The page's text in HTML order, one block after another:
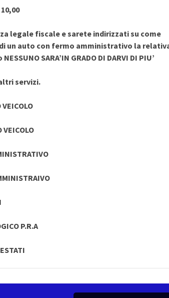
legale fiscale e sarete indirizzati su come
un auto con fermo amministrativo la
SARA’IN GRADO DI DARVI DI PIU’
servizi.
VEICOLO
VEICOLO
P.R.A